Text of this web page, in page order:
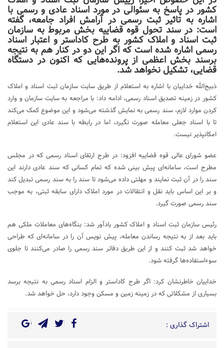
کشور در پاسخ به سئوالی در مورد اسناد عادی و رسمی با
اشاره به تاثیر ثبت رسمی در آرامش افراد جامعه، گفته
است: در سند تحول قوه قضاییه بخش مربوط به سازمان
ثبت اسناد و املاک کشور به طرح کاداستر و اعتبار اسناد
رسمی اشاره شده است که اگر این دو در کنار هم به نتیجه
برسند بخش اعظمی از پرونده‌هایی که اکنون در دستگاه
قضایی، تشکیل نخواهد شد.
ذبیح‌الله خداییان با اشاره به استعلام از طریق سایت سازمان ثبت اسناد و املاک
کشور در زمینه تصدیق اسناد رسمی، ادامه داد: با مراجعه به سایت سازمان و وارد
کردن موارد لازم، سند رسمی به نمایش گذشته می‌شود و این موضوع کمک می‌کند
تا با اسناد جعلی معامله صورت نگیرد، اما در رابطه با سند عادی این استعلام
امکانپذیر نیست.
عضو شورای عالی قوه قضاییه افزود: در طرح ارتقای اسناد رسمی که در مجلس
مطرح است، سامانه‌ای پیش بینی شده که تمام کسانی که سند عادی دارند این
سند را در آن ثبت نمایند و مهلتی داده می‌شود تا سند را به سند رسمی تبدیل کند
و بر این اساس باید نقل و انتقالات در مورد املاک دارای سابقه ثبتی، به موجب
سند رسمی صورت گیرد.
رئیس سازمان ثبت اسناد و املاک کشور یادآور شد: بنگاه‌های معاملات ملکی هم
باید بعد از به نتیجه رساندن معامله، پیش نویس آن را در سامانه‌ای که طراحی
خواهد شد ثبت کنند و از این طریق دفاتر سند رسمی را صادر می‌کنند تا جلوی
سوءاستفاده‌ها گرفته شود.
خداییان خاطرنشان کرد: اگر طرح کاداستر و الزام اسناد رسمی به نتیجه برسد
بسیاری از مشکلاتی که در زمینه زمین و مسکن وجود دارد، حل خواهد شد.
اشتراک گذاری :